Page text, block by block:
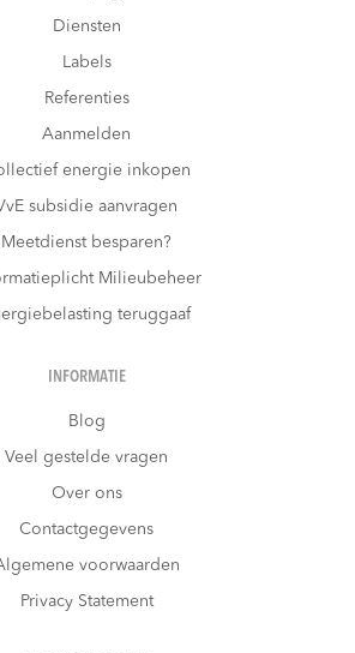
Diensten
Labels
Referenties
Aanmelden
energie inkopen
subsidie aanvragen
Meetdienst besparen?
Milieubeheer
teruggaaf
INFORMATIE
Blog
Veel gestelde vragen
Over ons
Contactgegevens
voorwaarden
Privacy Statement